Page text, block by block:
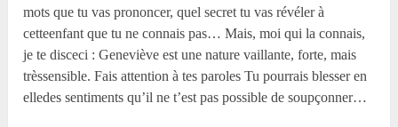
mots que tu vas prononcer, quel secret tu vas révéler à
cetteenfant que tu ne connais pas… Mais, moi qui la connais,
je te disceci : Geneviève est une nature vaillante, forte, mais
trèssensible. Fais attention à tes paroles Tu pourrais blesser en
elledes sentiments qu’il ne t’est pas possible de soupçonner…